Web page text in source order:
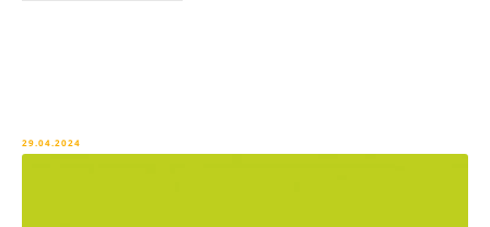
29.04.2024